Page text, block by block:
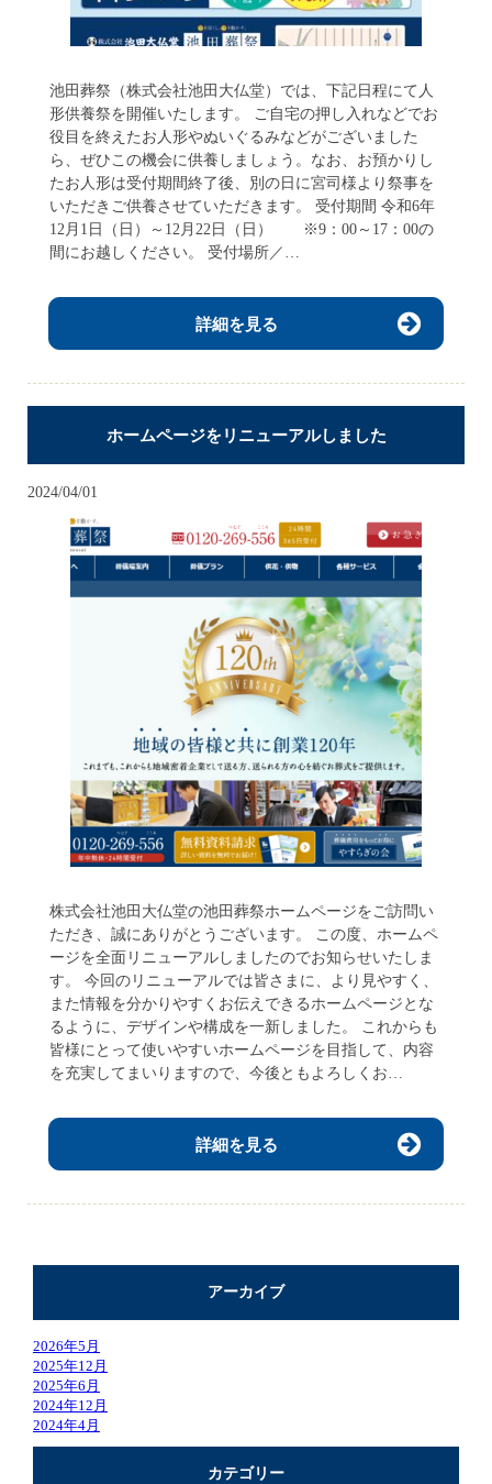
池田葬祭（株式会社池田大仏堂）では、下記日程にて人
形供養祭を開催いたします。 ご自宅の押し入れなどでお
役目を終えたお人形やぬいぐるみなどがございました
ら、ぜひこの機会に供養しましょう。なお、お預かりし
たお人形は受付期間終了後、別の日に宮司様より祭事を
いただきご供養させていただきます。 受付期間 令和6年
12月1日（日）～12月22日（日） ※9：00～17：00の
間にお越しください。 受付場所／…
詳細を見る
ホームページをリニューアルしました
2024/04/01
株式会社池田大仏堂の池田葬祭ホームページをご訪問い
ただき、誠にありがとうございます。 この度、ホームペ
ージを全面リニューアルしましたのでお知らせいたしま
す。 今回のリニューアルでは皆さまに、より見やすく、
また情報を分かりやすくお伝えできるホームページとな
るように、デザインや構成を一新しました。 これからも
皆様にとって使いやすいホームページを目指して、内容
を充実してまいりますので、今後ともよろしくお…
詳細を見る
アーカイブ
2026年5月
2025年12月
2025年6月
2024年12月
2024年4月
カテゴリー